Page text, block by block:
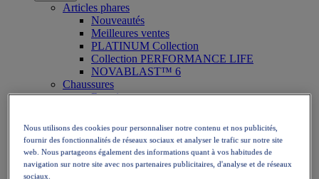
Articles phares
Nouveautés
Meilleures ventes
PLATINUM Collection
Collection PERFORMANCE LIFE
NOVABLAST™ 6
Chaussures
Running
Tennis
Volleyball
Handball
Padel
Nous utilisons des cookies pour personnaliser notre contenu et nos publicités,
fournir des fonctionnalités de réseaux sociaux et analyser le trafic sur notre site
web. Nous partageons également des informations quant à vos habitudes de
navigation sur notre site avec nos partenaires publicitaires, d'analyse et de réseaux
sociaux.